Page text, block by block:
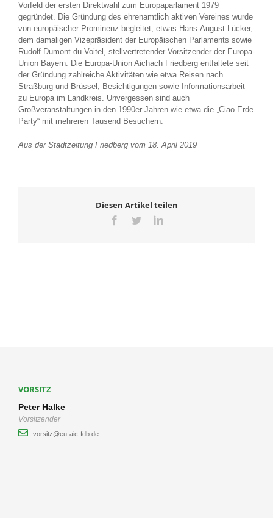
Vorfeld der ersten Direktwahl zum Europaparlament 1979
gegründet. Die Gründung des ehrenamtlich aktiven Vereines wurde
von europäischer Prominenz begleitet, etwas Hans-August Lücker,
dem damaligen Vizepräsident der Europäischen Parlaments sowie
Rudolf Dumont du Voitel, stellvertretender Vorsitzender der Europa-
Union Bayern. Die Europa-Union Aichach Friedberg entfaltete seit
der Gründung zahlreiche Aktivitäten wie etwa Reisen nach
Straßburg und Brüssel, Besichtigungen sowie Informationsarbeit
zu Europa im Landkreis. Unvergessen sind auch
Großveranstaltungen in den 1990er Jahren wie etwa die „Ciao Erde
Party“ mit mehreren Tausend Besuchern.
Aus der Stadtzeitung Friedberg vom 18. April 2019
Diesen Artikel teilen
Facebook
TwitterLinkedIn
VORSITZ
Peter Halke
Vorsitzender
vorsitz@eu-aic-fdb.de